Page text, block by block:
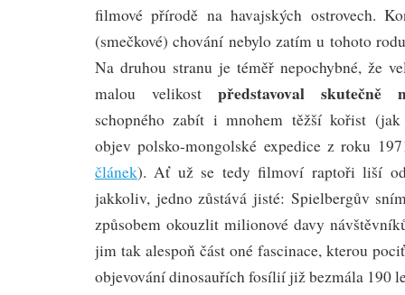
filmové přírodě na havajských ostrovech.
(smečkové) chování nebylo zatím u tohoto
Na druhou stranu je téměř nepochybné, že
malou velikost představoval skutečně
schopného zabít i mnohem těžší kořist
objev polsko-mongolské expedice z roku
článek). Ať už se tedy filmoví raptoři liší
jakkoliv, jedno zůstává jisté: Spielbergův
způsobem okouzlit milionové davy
jim tak alespoň část oné fascinace, kterou
objevování dinosauřích fosílií již bezmála 190